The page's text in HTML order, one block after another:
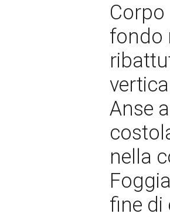
fondo
Anse
nella
fine di